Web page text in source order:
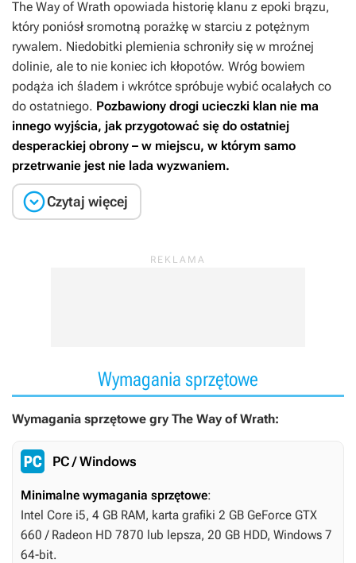
The Way of Wrath opowiada historię klanu z epoki brązu,
który poniósł sromotną porażkę w starciu z potężnym
rywalem. Niedobitki plemienia schroniły się w mroźnej
dolinie, ale to nie koniec ich kłopotów. Wróg bowiem
podąża ich śladem i wkrótce spróbuje wybić ocalałych co
do ostatniego. Pozbawiony drogi ucieczki klan nie ma
innego wyjścia, jak przygotować się do ostatniej
desperackiej obrony – w miejscu, w którym samo
przetrwanie jest nie lada wyzwaniem.
Czytaj więcej
Wymagania sprzętowe
Wymagania sprzętowe gry The Way of Wrath:
PC / Windows
Minimalne wymagania sprzętowe:
Intel Core i5, 4 GB RAM, karta grafiki 2 GB GeForce GTX
660 / Radeon HD 7870 lub lepsza, 20 GB HDD, Windows 7
64-bit.